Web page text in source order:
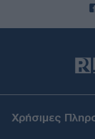
Χρήσιμες